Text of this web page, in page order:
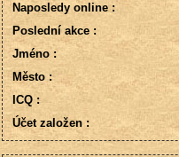
Naposledy online :
Poslední akce :
Jméno :
Město :
ICQ :
Účet založen :